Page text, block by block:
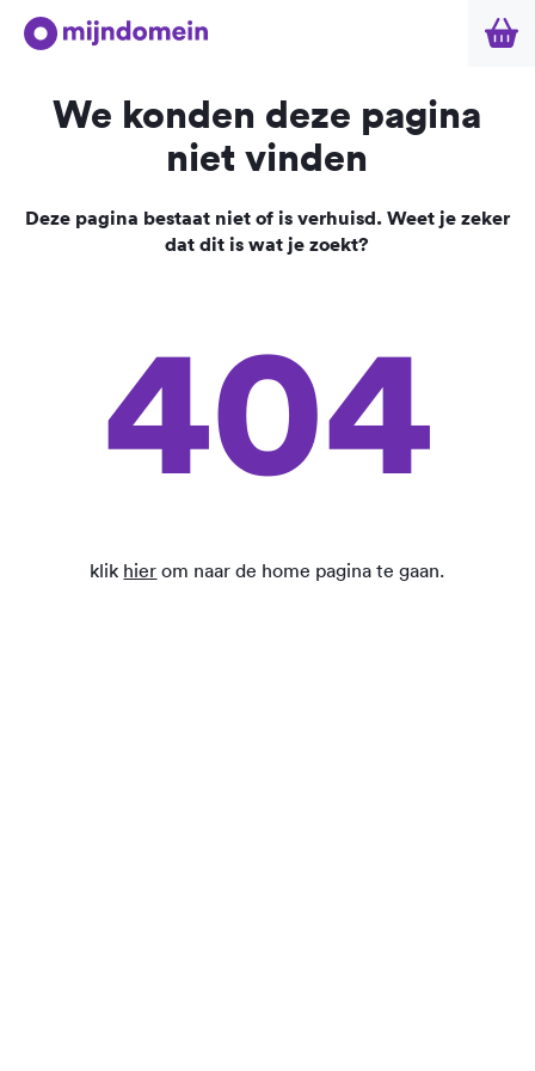
We konden deze pagina
niet vinden
Deze pagina bestaat niet of is verhuisd. Weet je zeker
dat dit is wat je zoekt?
404
klik hier om naar de home pagina te gaan.